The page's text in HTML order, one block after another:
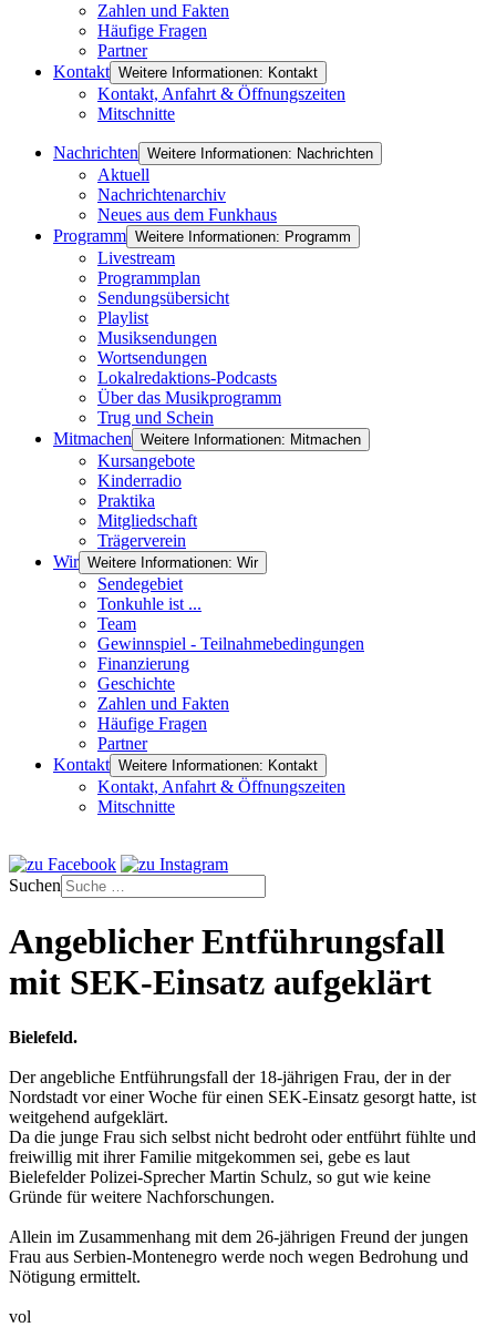
Zahlen und Fakten
Häufige Fragen
Partner
Kontakt Weitere Informationen: Kontakt
Kontakt, Anfahrt & Öffnungszeiten
Mitschnitte
Nachrichten Weitere Informationen: Nachrichten
Aktuell
Nachrichtenarchiv
Neues aus dem Funkhaus
Programm Weitere Informationen: Programm
Livestream
Programmplan
Sendungsübersicht
Playlist
Musiksendungen
Wortsendungen
Lokalredaktions-Podcasts
Über das Musikprogramm
Trug und Schein
Mitmachen Weitere Informationen: Mitmachen
Kursangebote
Kinderradio
Praktika
Mitgliedschaft
Trägerverein
Wir Weitere Informationen: Wir
Sendegebiet
Tonkuhle ist ...
Team
Gewinnspiel - Teilnahmebedingungen
Finanzierung
Geschichte
Zahlen und Fakten
Häufige Fragen
Partner
Kontakt Weitere Informationen: Kontakt
Kontakt, Anfahrt & Öffnungszeiten
Mitschnitte
Suchen
Angeblicher Entführungsfall
mit SEK-Einsatz aufgeklärt
Bielefeld.
Der angebliche Entführungsfall der 18-jährigen Frau, der in der
Nordstadt vor einer Woche für einen SEK-Einsatz gesorgt hatte, ist
weitgehend aufgeklärt.
Da die junge Frau sich selbst nicht bedroht oder entführt fühlte und
freiwillig mit ihrer Familie mitgekommen sei, gebe es laut
Bielefelder Polizei-Sprecher Martin Schulz, so gut wie keine
Gründe für weitere Nachforschungen.
Allein im Zusammenhang mit dem 26-jährigen Freund der jungen
Frau aus Serbien-Montenegro werde noch wegen Bedrohung und
Nötigung ermittelt.
vol